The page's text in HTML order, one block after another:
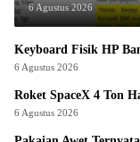
6 Agustus 2026
Keyboard Fisik HP
6 Agustus 2026
Roket SpaceX 4 Ton
6 Agustus 2026